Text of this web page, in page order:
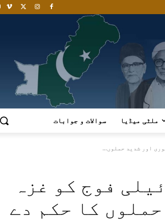
ملٹی میڈیا سوالات و جوابات
اور شدید حملوں...
فوج کو غزہ
کا حکم دے